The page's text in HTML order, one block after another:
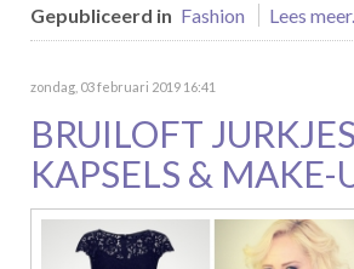
Gepubliceerd in Fashion Lees
zondag, 03 februari 2019 16:41
BRUILOFT
KAPSELS & MAKE-